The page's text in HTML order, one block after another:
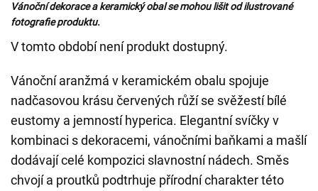
Vánoční dekorace a keramický obal se mohou lišit od ilustrované
fotografie produktu.
V tomto období není produkt dostupný.
Vánoční aranžmá v keramickém obalu spojuje
nadčasovou krásu červených růží se svěžestí bílé
eustomy a jemností hyperica. Elegantní svíčky v
kombinaci s dekoracemi, vánočními baňkami a mašlí
dodávají celé kompozici slavnostní nádech. Směs
chvojí a proutků podtrhuje přírodní charakter této